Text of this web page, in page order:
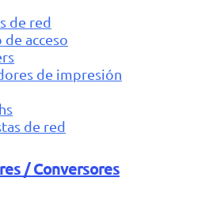
de red
de acceso
de impresión
de red
/ Conversores